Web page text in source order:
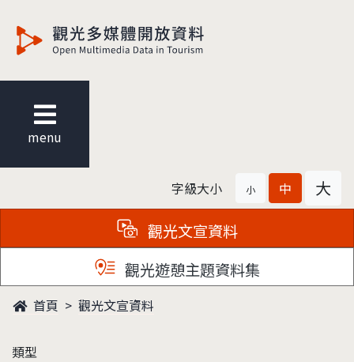
menu
字級大小 小 中 大
觀光文宣資料
觀光遊憩主題資料集
首頁 觀光文宣資料
類型